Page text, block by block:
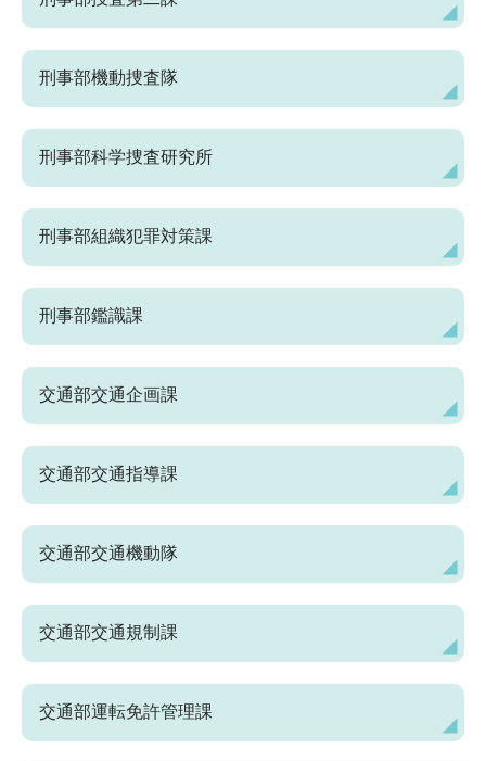
刑事部機動捜査隊
刑事部科学捜査研究所
刑事部組織犯罪対策課
刑事部鑑識課
交通部交通企画課
交通部交通指導課
交通部交通機動隊
交通部交通規制課
交通部運転免許管理課